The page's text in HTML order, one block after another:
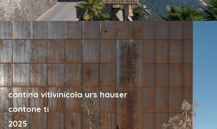
cantina vitivinicola urs hauser
contone ti
2025